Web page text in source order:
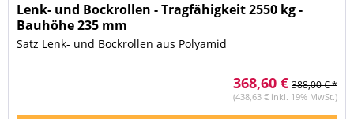
Lenk- und Bockrollen - Tragfähigkeit 2550 kg -
Bauhöhe 235 mm
Satz Lenk- und Bockrollen aus Polyamid
368,60 € 388,00 € *
(438,63 € inkl. 19% MwSt.)